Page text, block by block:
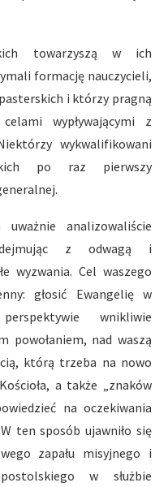
towarzyszą w ich
formację nauczycieli,
i którzy pragną
wypływającymi z
wykwalifikowani
po raz pierwszy
analizowaliście
z odwagą i
wyzwania. Cel waszego
głosić Ewangelię w
wnikliwie
powołaniem, nad waszą
którą trzeba na nowo
a także „znaków
na oczekiwania
ten sposób ujawniło się
zapału misyjnego i
w służbie